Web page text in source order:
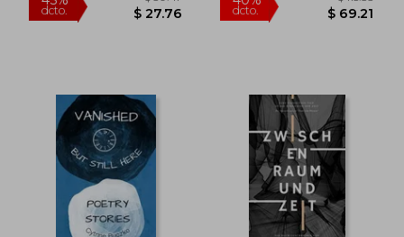
40%
dcto.
$ 195.00 40%
dcto.